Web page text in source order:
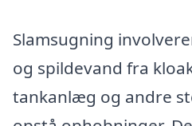
Slamsugning
og spildevand fra
tankanlæg og andre